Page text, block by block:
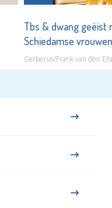
Tbs & dwang geëist
Schiedamse
Cerberus/Frank van den